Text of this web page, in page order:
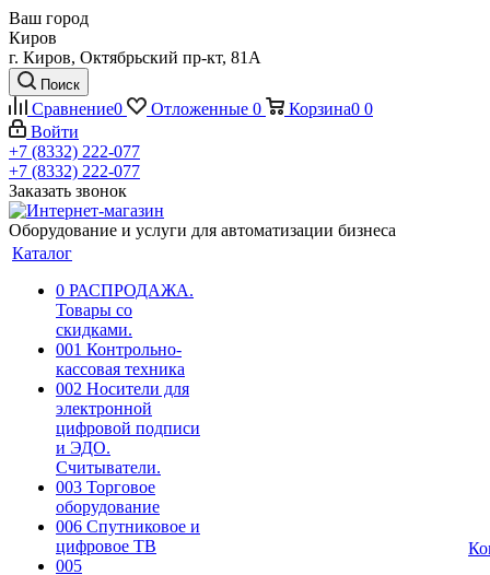
Ваш город
Киров
г. Киров, Октябрьский пр-кт, 81А
Поиск
Сравнение0 Отложенные 0 Корзина0 0
Войти
+7 (8332) 222-077
+7 (8332) 222-077
Заказать звонок
Оборудование и услуги для автоматизации бизнеса
Каталог
0 РАСПРОДАЖА.
Товары со
скидками.
001 Контрольно-
кассовая техника
002 Носители для
электронной
цифровой подписи
и ЭДО.
Считыватели.
003 Торговое
оборудование
006 Спутниковое и
цифровое ТВ
005